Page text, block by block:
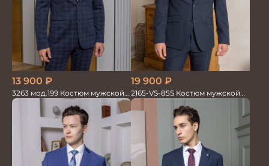
13 900 ₽
3263 мод.199 Костюм мужской
трикотажный т.син в клетку
19 900 ₽
2165-VS-85S Костюм мужской
двойка